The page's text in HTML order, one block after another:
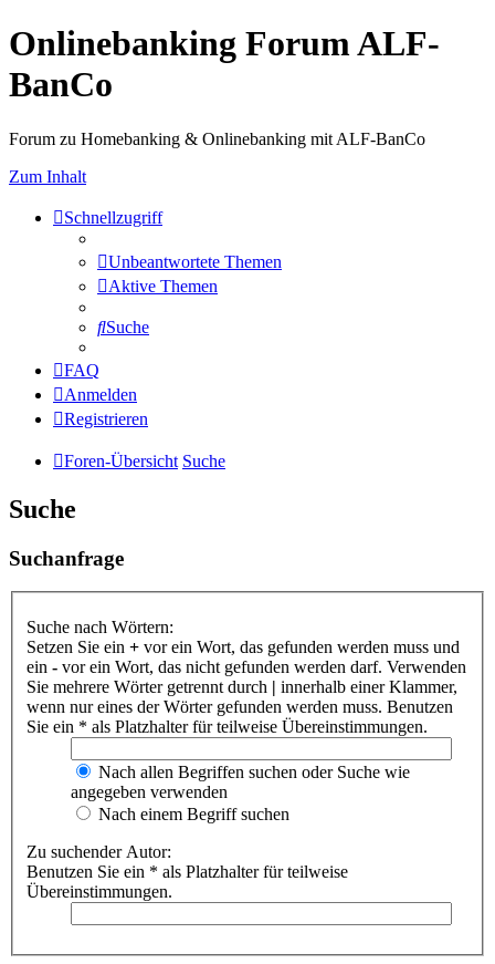
Onlinebanking Forum ALF-
BanCo
Forum zu Homebanking & Onlinebanking mit ALF-BanCo
Zum Inhalt
Schnellzugriff
Unbeantwortete Themen
Aktive Themen
Suche
FAQ
Anmelden
Registrieren
Foren-Übersicht Suche
Suche
Suchanfrage
Suche nach Wörtern:
Setzen Sie ein + vor ein Wort, das gefunden werden muss und
ein - vor ein Wort, das nicht gefunden werden darf. Verwenden
Sie mehrere Wörter getrennt durch | innerhalb einer Klammer,
wenn nur eines der Wörter gefunden werden muss. Benutzen
Sie ein * als Platzhalter für teilweise Übereinstimmungen.
Nach allen Begriffen suchen oder Suche wie
angegeben verwenden
Nach einem Begriff suchen
Zu suchender Autor:
Benutzen Sie ein * als Platzhalter für teilweise
Übereinstimmungen.